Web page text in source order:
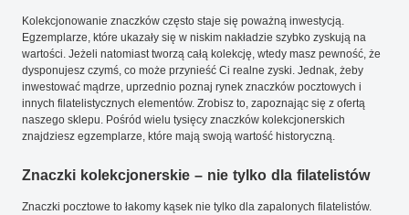
Kolekcjonowanie znaczków często staje się poważną inwestycją.
Egzemplarze, które ukazały się w niskim nakładzie szybko zyskują na
wartości. Jeżeli natomiast tworzą całą kolekcję, wtedy masz pewność, że
dysponujesz czymś, co może przynieść Ci realne zyski. Jednak, żeby
inwestować mądrze, uprzednio poznaj rynek znaczków pocztowych i
innych filatelistycznych elementów. Zrobisz to, zapoznając się z ofertą
naszego sklepu. Pośród wielu tysięcy znaczków kolekcjonerskich
znajdziesz egzemplarze, które mają swoją wartość historyczną.
Znaczki kolekcjonerskie – nie tylko dla filatelistów
Znaczki pocztowe to łakomy kąsek nie tylko dla zapalonych filatelistów.